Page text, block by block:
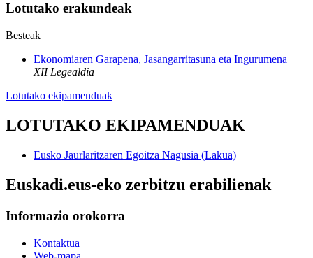
Lotutako erakundeak
Besteak
Ekonomiaren Garapena, Jasangarritasuna eta Ingurumena
XII Legealdia
Lotutako ekipamenduak
LOTUTAKO EKIPAMENDUAK
Eusko Jaurlaritzaren Egoitza Nagusia (Lakua)
Euskadi.eus-eko zerbitzu erabilienak
Informazio orokorra
Kontaktua
Web-mapa